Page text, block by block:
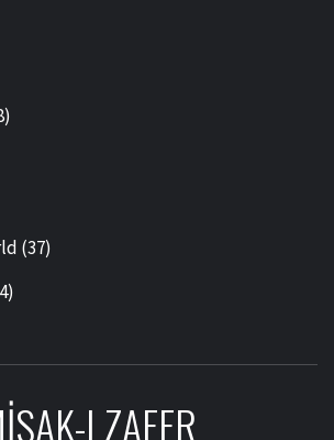
(37)
I ZAFER